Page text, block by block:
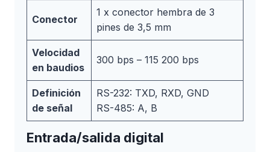
Conector
1 x conector hembra de 3
pines de 3,5 mm
Velocidad
en baudios
300 bps – 115 200 bps
Definición
de señal
RS-232: TXD, RXD, GND
RS-485: A, B
Entrada/salida digital